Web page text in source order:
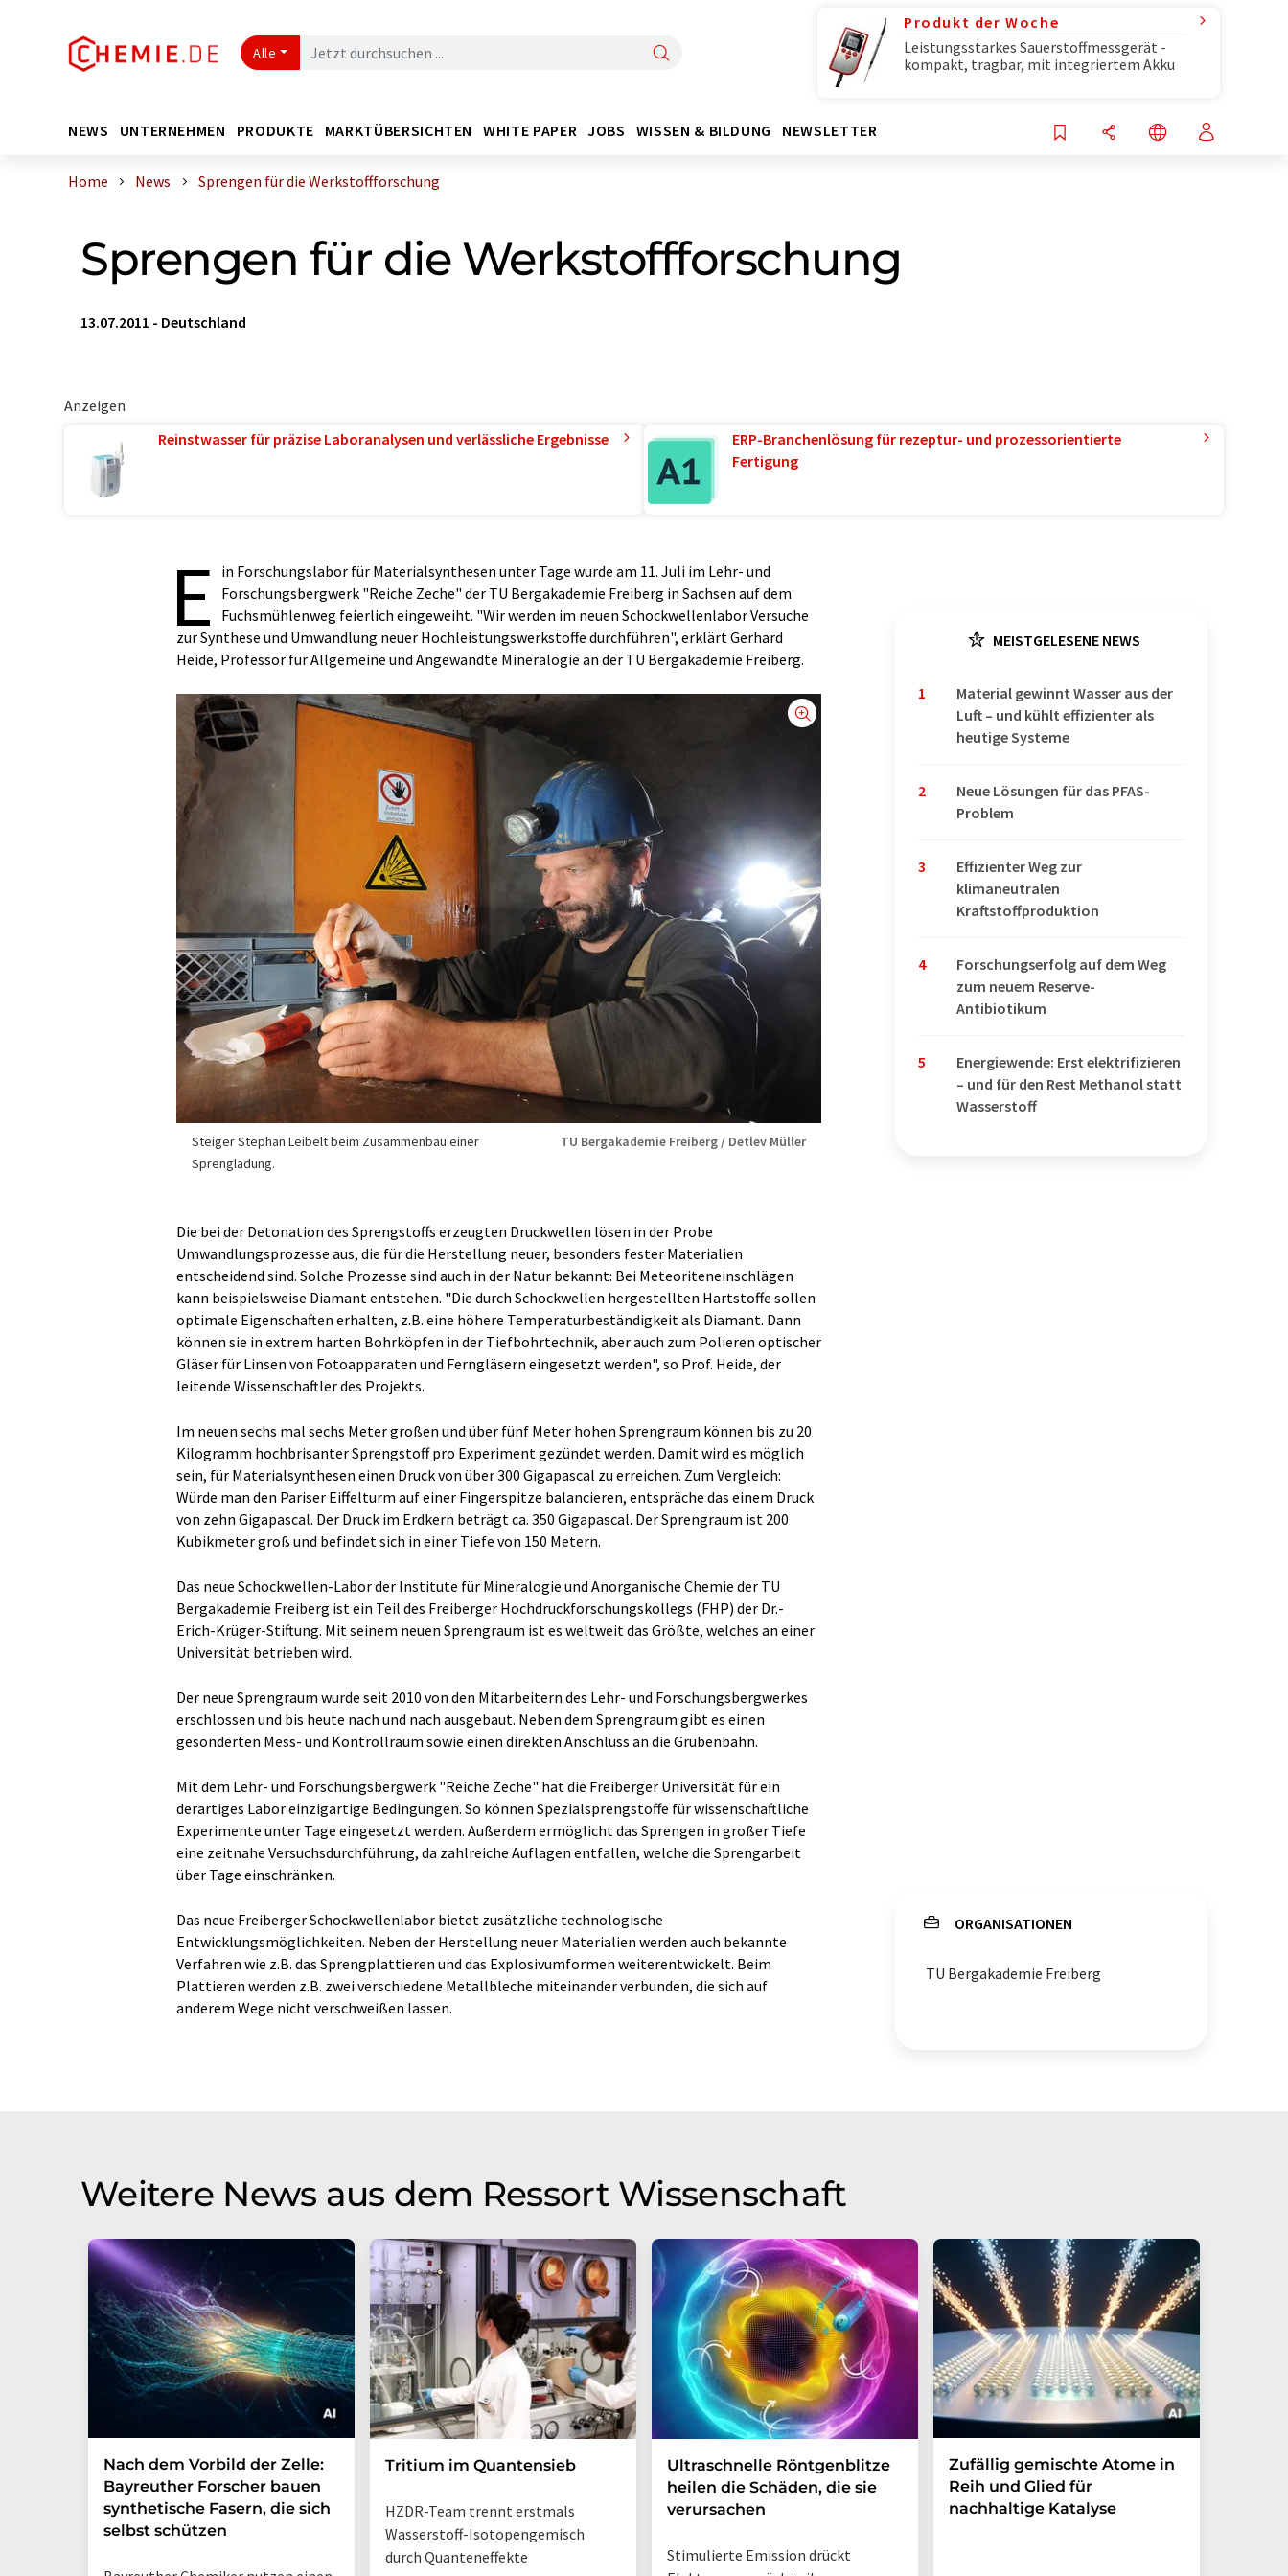
Alle
Produkt der Woche
Leistungsstarkes Sauerstoffmessgerät -
kompakt, tragbar, mit integriertem Akku
NEWS UNTERNEHMEN PRODUKTE MARKTÜBERSICHTEN WHITE PAPER JOBS WISSEN & BILDUNG NEWSLETTER
Home News Sprengen für die Werkstoffforschung
Sprengen für die Werkstoffforschung
13.07.2011 - Deutschland
Anzeigen
Reinstwasser für präzise Laboranalysen und verlässliche Ergebnisse
ERP-Branchenlösung für rezeptur- und prozessorientierte
Fertigung
E
in Forschungslabor für Materialsynthesen unter Tage wurde am 11. Juli im Lehr- und
Forschungsbergwerk "Reiche Zeche" der TU Bergakademie Freiberg in Sachsen auf dem
Fuchsmühlenweg feierlich eingeweiht. "Wir werden im neuen Schockwellenlabor Versuche
zur Synthese und Umwandlung neuer Hochleistungswerkstoffe durchführen", erklärt Gerhard
Heide, Professor für Allgemeine und Angewandte Mineralogie an der TU Bergakademie Freiberg.
Steiger Stephan Leibelt beim Zusammenbau einer
Sprengladung.
TU Bergakademie Freiberg / Detlev Müller
Die bei der Detonation des Sprengstoffs erzeugten Druckwellen lösen in der Probe
Umwandlungsprozesse aus, die für die Herstellung neuer, besonders fester Materialien
entscheidend sind. Solche Prozesse sind auch in der Natur bekannt: Bei Meteoriteneinschlägen
kann beispielsweise Diamant entstehen. "Die durch Schockwellen hergestellten Hartstoffe sollen
optimale Eigenschaften erhalten, z.B. eine höhere Temperaturbeständigkeit als Diamant. Dann
können sie in extrem harten Bohrköpfen in der Tiefbohrtechnik, aber auch zum Polieren optischer
Gläser für Linsen von Fotoapparaten und Ferngläsern eingesetzt werden", so Prof. Heide, der
leitende Wissenschaftler des Projekts.
Im neuen sechs mal sechs Meter großen und über fünf Meter hohen Sprengraum können bis zu 20
Kilogramm hochbrisanter Sprengstoff pro Experiment gezündet werden. Damit wird es möglich
sein, für Materialsynthesen einen Druck von über 300 Gigapascal zu erreichen. Zum Vergleich:
Würde man den Pariser Eiffelturm auf einer Fingerspitze balancieren, entspräche das einem Druck
von zehn Gigapascal. Der Druck im Erdkern beträgt ca. 350 Gigapascal. Der Sprengraum ist 200
Kubikmeter groß und befindet sich in einer Tiefe von 150 Metern.
Das neue Schockwellen-Labor der Institute für Mineralogie und Anorganische Chemie der TU
Bergakademie Freiberg ist ein Teil des Freiberger Hochdruckforschungskollegs (FHP) der Dr.-
Erich-Krüger-Stiftung. Mit seinem neuen Sprengraum ist es weltweit das Größte, welches an einer
Universität betrieben wird.
Der neue Sprengraum wurde seit 2010 von den Mitarbeitern des Lehr- und Forschungsbergwerkes
erschlossen und bis heute nach und nach ausgebaut. Neben dem Sprengraum gibt es einen
gesonderten Mess- und Kontrollraum sowie einen direkten Anschluss an die Grubenbahn.
Mit dem Lehr- und Forschungsbergwerk "Reiche Zeche" hat die Freiberger Universität für ein
derartiges Labor einzigartige Bedingungen. So können Spezialsprengstoffe für wissenschaftliche
Experimente unter Tage eingesetzt werden. Außerdem ermöglicht das Sprengen in großer Tiefe
eine zeitnahe Versuchsdurchführung, da zahlreiche Auflagen entfallen, welche die Sprengarbeit
über Tage einschränken.
Das neue Freiberger Schockwellenlabor bietet zusätzliche technologische
Entwicklungsmöglichkeiten. Neben der Herstellung neuer Materialien werden auch bekannte
Verfahren wie z.B. das Sprengplattieren und das Explosivumformen weiterentwickelt. Beim
Plattieren werden z.B. zwei verschiedene Metallbleche miteinander verbunden, die sich auf
anderem Wege nicht verschweißen lassen.
MEISTGELESENE NEWS
1
Material gewinnt Wasser aus der
Luft – und kühlt effizienter als
heutige Systeme
2
Neue Lösungen für das PFAS-
Problem
3
Effizienter Weg zur
klimaneutralen
Kraftstoffproduktion
4
Forschungserfolg auf dem Weg
zum neuem Reserve-
Antibiotikum
5
Energiewende: Erst elektrifizieren
– und für den Rest Methanol statt
Wasserstoff
ORGANISATIONEN
TU Bergakademie Freiberg
Weitere News aus dem Ressort Wissenschaft
Nach dem Vorbild der Zelle:
Bayreuther Forscher bauen
synthetische Fasern, die sich
selbst schützen
Tritium im Quantensieb
HZDR-Team trennt erstmals
Wasserstoff-Isotopengemisch
durch Quanteneffekte
Ultraschnelle Röntgenblitze
heilen die Schäden, die sie
verursachen
Stimulierte Emission drückt
Zufällig gemischte Atome in
Reih und Glied für
nachhaltige Katalyse